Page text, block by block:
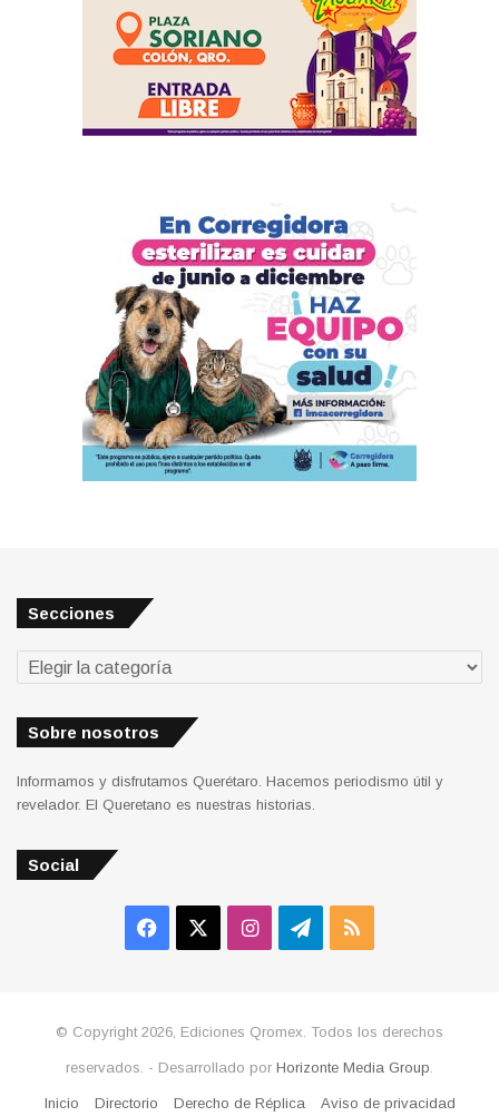
Secciones
Secciones
Sobre nosotros
Informamos y disfrutamos Querétaro. Hacemos periodismo útil y
revelador. El Queretano es nuestras historias.
Social
Facebook InstagramTelegram
RSS
© Copyright 2026, Ediciones Qromex. Todos los derechos
reservados. - Desarrollado por Horizonte Media Group
Inicio Directorio Derecho de Réplica Aviso de privacidad